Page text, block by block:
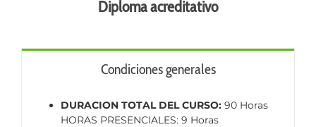
Diploma acreditativo
Condiciones generales
DURACION TOTAL DEL CURSO: 90 Horas
HORAS PRESENCIALES: 9 Horas